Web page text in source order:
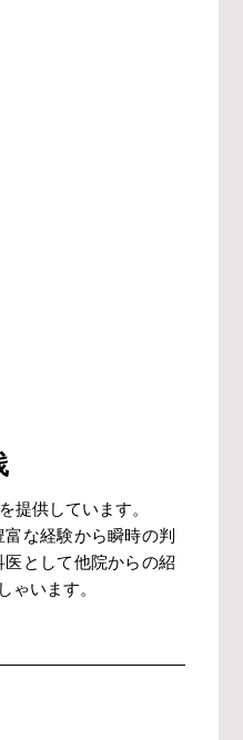
提供しています。
な経験から瞬時の判
として他院からの紹
ゃいます。